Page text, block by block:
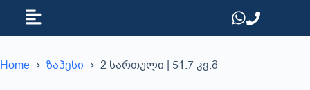
Home ზაჰესი 2 სართული | 51.7 კვ.მ